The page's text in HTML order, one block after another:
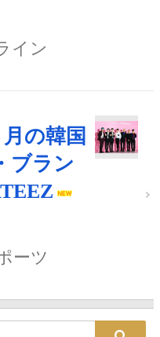
イン
月の韓国
ブラン
ーツ